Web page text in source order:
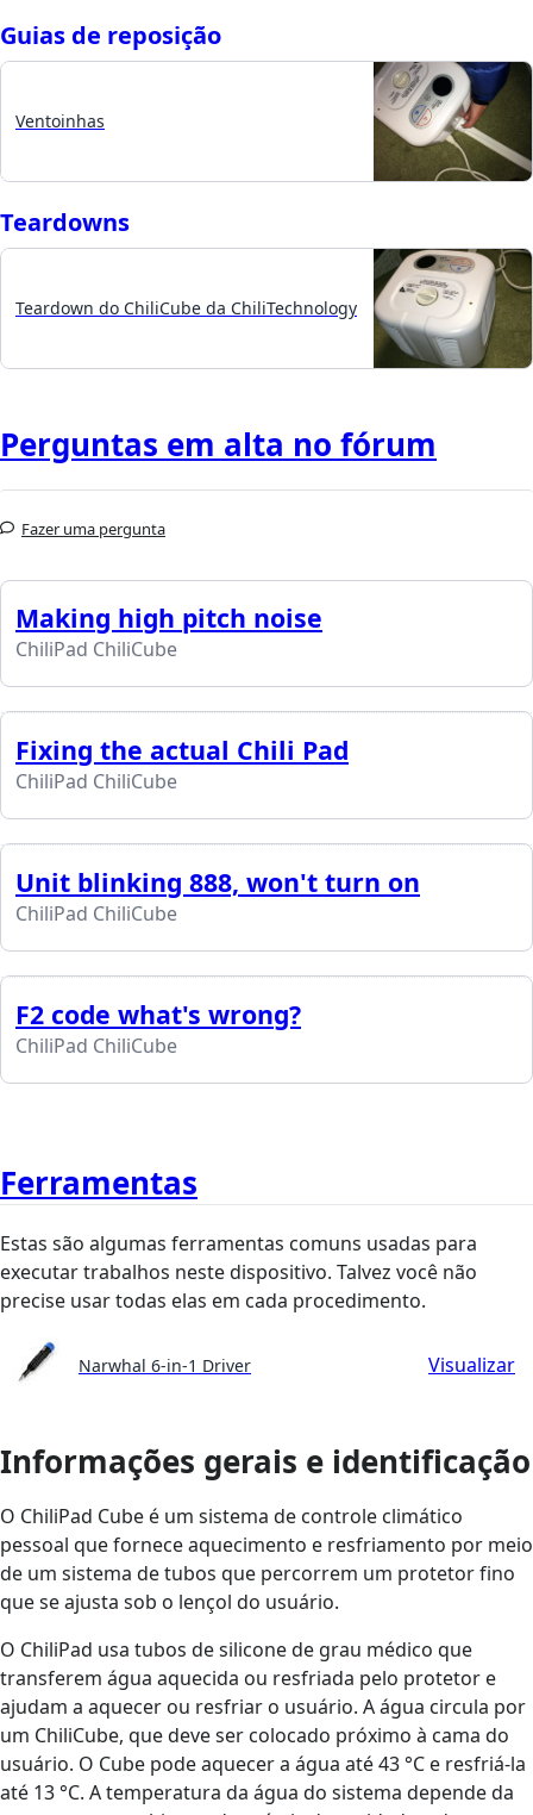
Guias de reposição
Ventoinhas
Teardowns
Teardown do ChiliCube da ChiliTechnology
Perguntas em alta no fórum
Fazer uma pergunta
Making high pitch noise
ChiliPad ChiliCube
Fixing the actual Chili Pad
ChiliPad ChiliCube
Unit blinking 888, won't turn on
ChiliPad ChiliCube
F2 code what's wrong?
ChiliPad ChiliCube
Ferramentas
Estas são algumas ferramentas comuns usadas para
executar trabalhos neste dispositivo. Talvez você não
precise usar todas elas em cada procedimento.
Narwhal 6-in-1 Driver Visualizar
Informações gerais e identificação
O ChiliPad Cube é um sistema de controle climático
pessoal que fornece aquecimento e resfriamento por meio
de um sistema de tubos que percorrem um protetor fino
que se ajusta sob o lençol do usuário.
O ChiliPad usa tubos de silicone de grau médico que
transferem água aquecida ou resfriada pelo protetor e
ajudam a aquecer ou resfriar o usuário. A água circula por
um ChiliCube, que deve ser colocado próximo à cama do
usuário. O Cube pode aquecer a água até 43 °C e resfriá-la
até 13 °C. A temperatura da água do sistema depende da